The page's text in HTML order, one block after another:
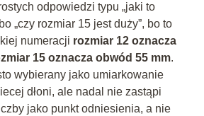
odpowiedzi typu „jaki to
„czy rozmiar 15 jest duży”, bo to
numeracji rozmiar 12 oznacza
15 oznacza obwód 55 mm.
wybierany jako umiarkowanie
dłoni, ale nadal nie zastąpi
jako punkt odniesienia, a nie